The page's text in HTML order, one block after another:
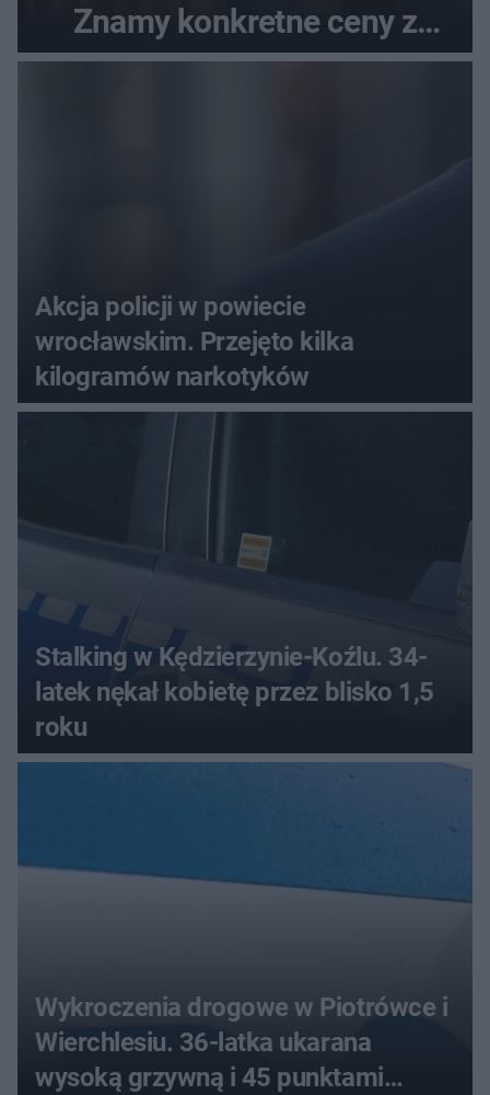
Znamy konkretne ceny z
menu
Akcja policji w powiecie
wrocławskim. Przejęto kilka
kilogramów narkotyków
Stalking w Kędzierzynie-Koźlu. 34-
latek nękał kobietę przez blisko 1,5
roku
Wykroczenia drogowe w Piotrówce i
Wierchlesiu. 36-latka ukarana
wysoką grzywną i 45 punktami